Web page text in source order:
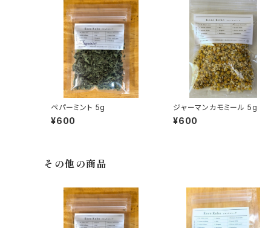
ペパーミント 5g
¥600
ジャーマンカモミール 5g
¥600
その他の商品